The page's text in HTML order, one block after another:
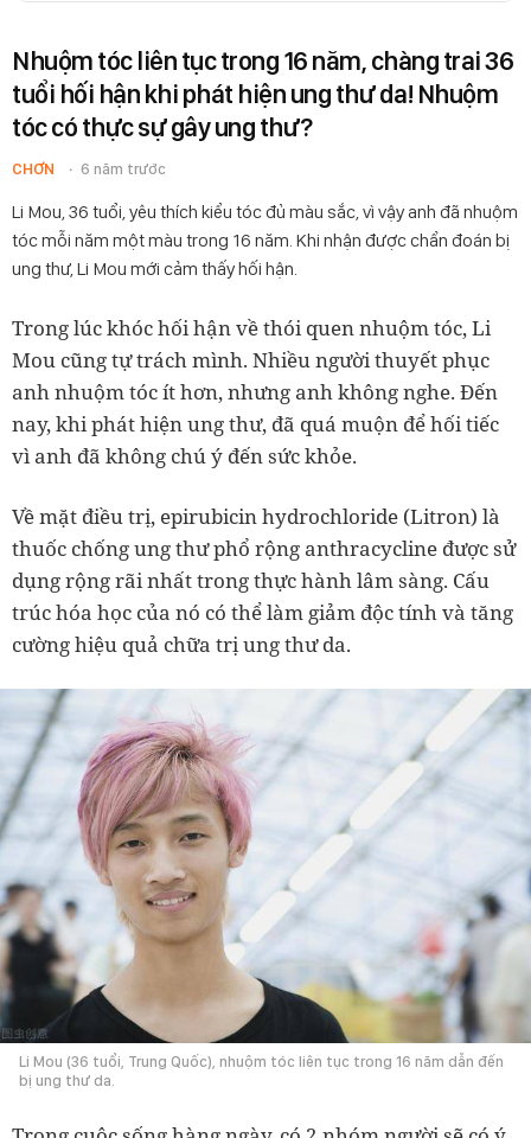
Nhuộm tóc liên tục trong 16 năm, chàng trai 36
tuổi hối hận khi phát hiện ung thư da! Nhuộm
tóc có thực sự gây ung thư?
CHƠN 6 năm trước
Li Mou, 36 tuổi, yêu thích kiểu tóc đủ màu sắc, vì vậy anh đã nhuộm
tóc mỗi năm một màu trong 16 năm. Khi nhận được chẩn đoán bị
ung thư, Li Mou mới cảm thấy hối hận.
Trong lúc khóc hối hận về thói quen nhuộm tóc, Li
Mou cũng tự trách mình. Nhiều người thuyết phục
anh nhuộm tóc ít hơn, nhưng anh không nghe. Đến
nay, khi phát hiện ung thư, đã quá muộn để hối tiếc
vì anh đã không chú ý đến sức khỏe.
Về mặt điều trị, epirubicin hydrochloride (Litron) là
thuốc chống ung thư phổ rộng anthracycline được sử
dụng rộng rãi nhất trong thực hành lâm sàng. Cấu
trúc hóa học của nó có thể làm giảm độc tính và tăng
cường hiệu quả chữa trị ung thư da.
Li Mou (36 tuổi, Trung Quốc), nhuộm tóc liên tục trong 16 năm dẫn đến
bị ung thư da.